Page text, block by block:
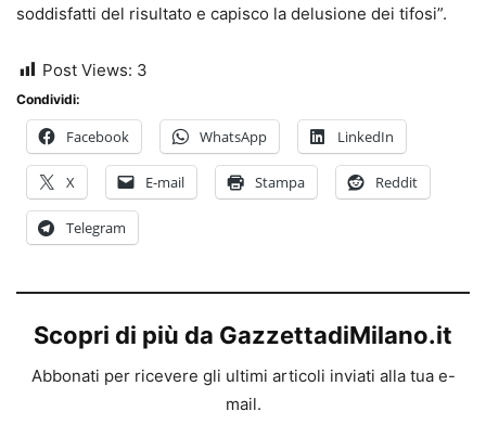
soddisfatti del risultato e capisco la delusione dei tifosi”.
Post Views: 3
Condividi:
Facebook WhatsApp LinkedIn
X E-mail Stampa Reddit
Telegram
Scopri di più da GazzettadiMilano.it
Abbonati per ricevere gli ultimi articoli inviati alla tua e-
mail.